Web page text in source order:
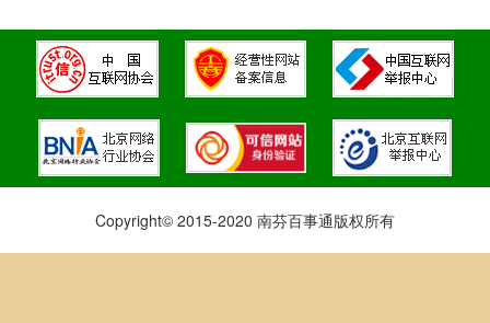
Copyright© 2015-2020 南芬百事通版权所有